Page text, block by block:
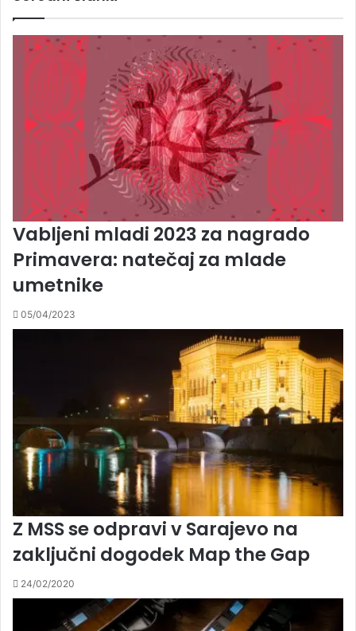
hackathon
Vabljeni mladi 2023 za nagrado
Primavera: natečaj za mlade
umetnike
05/04/2023
Z MSS se odpravi v Sarajevo na
zaključni dogodek Map the Gap
24/02/2020